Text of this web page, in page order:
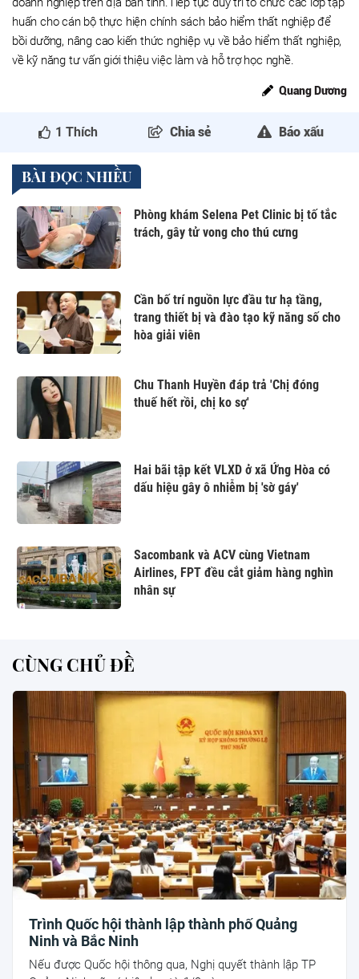
huấn cho cán bộ thực hiện chính sách bảo hiểm thất nghiệp để
bồi dưỡng, nâng cao kiến thức nghiệp vụ về bảo hiểm thất nghiệp,
về kỹ năng tư vấn giới thiệu việc làm và hỗ trợ học nghề.
Quang Dương
1 Thích Chia sẻ Báo xấu
BÀI ĐỌC NHIỀU
Phòng khám Selena Pet Clinic bị tố tắc
trách, gây tử vong cho thú cưng
Cần bố trí nguồn lực đầu tư hạ tầng,
trang thiết bị và đào tạo kỹ năng số cho
hòa giải viên
Chu Thanh Huyền đáp trả 'Chị đóng
thuế hết rồi, chị ko sợ'
Hai bãi tập kết VLXD ở xã Ứng Hòa có
dấu hiệu gây ô nhiễm bị 'sờ gáy'
Sacombank và ACV cùng Vietnam
Airlines, FPT đều cắt giảm hàng nghìn
nhân sự
CÙNG CHỦ ĐỀ
Trình Quốc hội thành lập thành phố Quảng
Ninh và Bắc Ninh
Nếu được Quốc hội thông qua, Nghị quyết thành lập TP